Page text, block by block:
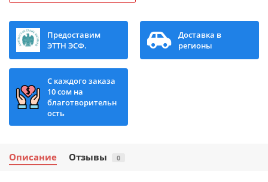
Предоставим
ЭТТН ЭСФ.
Доставка в
регионы
С каждого заказа
10 сом на
благотворительн
ость
Описание Отзывы 0